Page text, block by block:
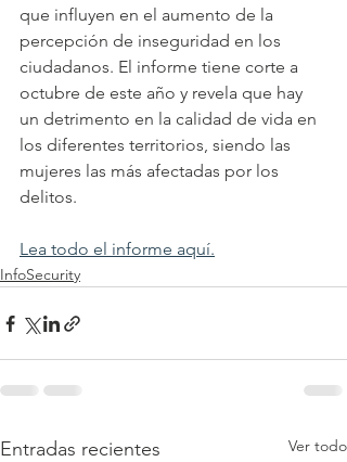
que influyen en el aumento de la
percepción de inseguridad en los
ciudadanos. El informe tiene corte a
octubre de este año y revela que hay
un detrimento en la calidad de vida en
los diferentes territorios, siendo las
mujeres las más afectadas por los
delitos.
Lea todo el informe aquí.
InfoSecurity
Entradas recientes Ver todo